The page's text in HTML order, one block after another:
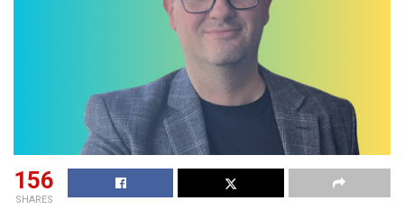
156
SHARES